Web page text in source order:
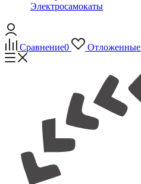
Электросамокаты
Сравнение0 Отложенные